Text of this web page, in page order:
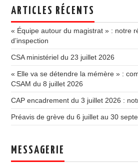
ARTICLES RÉCENTS
« Équipe autour du magistrat » : notre
d’inspection
CSA ministériel du 23 juillet 2026
« Elle va se détendre la mémère » :
CSAM du 8 juillet 2026
CAP encadrement du 3 juillet 2026 :
Préavis de grève du 6 juillet au 30
MESSAGERIE